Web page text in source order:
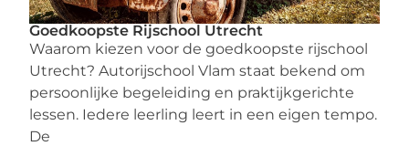
Goedkoopste Rijschool Utrecht
Waarom kiezen voor de goedkoopste rijschool
Utrecht? Autorijschool Vlam staat bekend om
persoonlijke begeleiding en praktijkgerichte
lessen. Iedere leerling leert in een eigen tempo.
De